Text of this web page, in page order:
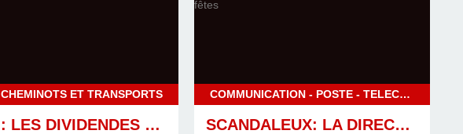
CHEMINOTS ET TRANSPORTS
SNCF : LES DIVIDENDES DE L’ETAT DOIVENT ÊTRE RÉINVESTIS DANS LE RAIL
COMMUNICATION - POSTE - TELECOM
SCANDALEUX: LA DIRECTION DE LA POSTE FERME LE BUREAU DE FONTAINE-LE-DUN (76) À LA VEILLE DES FÊTES